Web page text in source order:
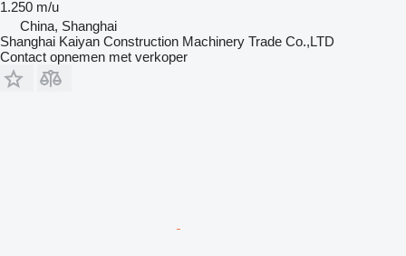
1.250 m/u
China, Shanghai
Shanghai Kaiyan Construction Machinery Trade Co.,LTD
Contact opnemen met verkoper